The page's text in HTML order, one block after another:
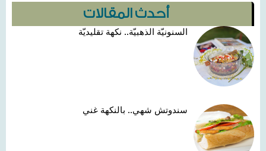
أحدث المقالات
السنونيّة الذهبيّة.. نكهة تقليديّة
سندوتش شهي.. بالنكهة غني